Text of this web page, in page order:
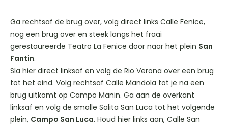
Ga rechtsaf de brug over, volg direct links Calle Fenice,
nog een brug over en steek langs het fraai
gerestaureerde Teatro La Fenice door naar het plein San
Fantin.
Sla hier direct linksaf en volg de Rio Verona over een brug
tot het eind. Volg rechtsaf Calle Mandola tot je na een
brug uitkomt op Campo Manin. Ga aan de overkant
linksaf en volg de smalle Salita San Luca tot het volgende
plein, Campo San Luca. Houd hier links aan, Calle San